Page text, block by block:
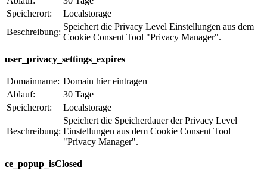
Speicherort:
Localstorage
Beschreibung:
Speichert die Privacy Level Einstellungen aus dem
Cookie Consent Tool "Privacy Manager".
user_privacy_settings_expires
Domainname: Domain hier eintragen
Ablauf:
30 Tage
Speicherort:
Localstorage
Beschreibung:
Speichert die Speicherdauer der Privacy Level
Einstellungen aus dem Cookie Consent Tool
"Privacy Manager".
ce_popup_isClosed